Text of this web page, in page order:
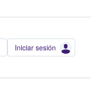
Iniciar sesión